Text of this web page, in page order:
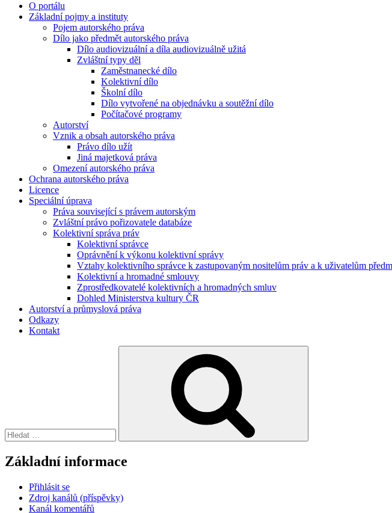
O portálu
Základní pojmy a instituty
Pojem autorského práva
Dílo jako předmět autorského práva
Dílo audiovizuální a díla audiovizuálně užitá
Zvláštní typy děl
Zaměstnanecké dílo
Kolektivní dílo
Školní dílo
Dílo vytvořené na objednávku a soutěžní dílo
Počítačové programy
Autorství
Vznik a obsah autorského práva
Právo dílo užít
Jiná majetková práva
Omezení autorského práva
Ochrana autorského práva
Licence
Speciální úprava
Práva související s právem autorským
Zvláštní právo pořizovatele databáze
Kolektivní správa práv
Kolektivní správce
Oprávnění k výkonu kolektivní správy
Vztahy kolektivního správce k zastupovaným nositelům práv a k uživatelům
Kolektivní a hromadné smlouvy
Zprostředkovatelé kolektivních a hromadných smluv
Dohled Ministerstva kultury ČR
Autorství a průmyslová práva
Odkazy
Kontakt
Základní informace
Přihlásit se
Zdroj kanálů (příspěvky)
Kanál komentářů